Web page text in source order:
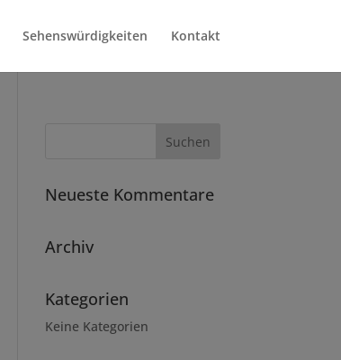
Sehenswürdigkeiten Kontakt
Neueste Kommentare
Archiv
Kategorien
Keine Kategorien